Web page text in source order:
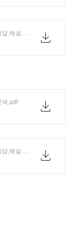
2015년 10월 고3 전북 모의고사 화학1 정답,해설.PDF
제.pdf
2015년 10월 고3 전북 모의고사 화학2 정답,해설.PDF